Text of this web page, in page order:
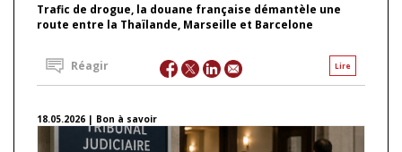
Trafic de drogue, la douane française démantèle une
route entre la Thaïlande, Marseille et Barcelone
Lire
Réagir
18.05.2026 | Bon à savoir